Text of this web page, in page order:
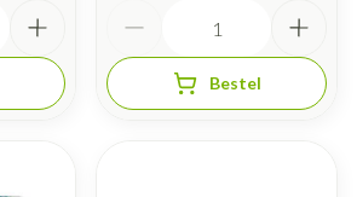
Bestel